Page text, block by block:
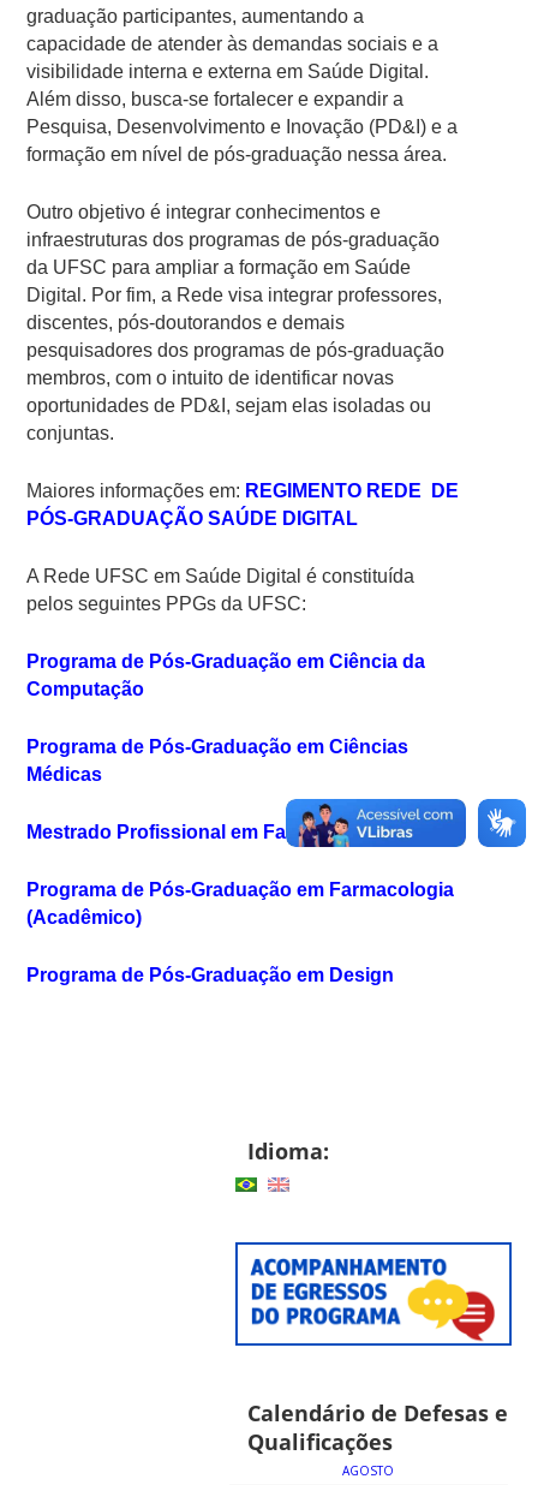
graduação participantes, aumentando a
capacidade de atender às demandas sociais e a
visibilidade interna e externa em Saúde Digital.
Além disso, busca-se fortalecer e expandir a
Pesquisa, Desenvolvimento e Inovação (PD&I) e a
formação em nível de pós-graduação nessa área.
Outro objetivo é integrar conhecimentos e
infraestruturas dos programas de pós-graduação
da UFSC para ampliar a formação em Saúde
Digital. Por fim, a Rede visa integrar professores,
discentes, pós-doutorandos e demais
pesquisadores dos programas de pós-graduação
membros, com o intuito de identificar novas
oportunidades de PD&I, sejam elas isoladas ou
conjuntas.
Maiores informações em: REGIMENTO REDE DE
PÓS-GRADUAÇÃO SAÚDE DIGITAL
A Rede UFSC em Saúde Digital é constituída
pelos seguintes PPGs da UFSC:
Programa de Pós-Graduação em Ciência da
Computação
Programa de Pós-Graduação em Ciências
Médicas
Mestrado Profissional em Farmacologia
Programa de Pós-Graduação em Farmacologia
(Acadêmico)
Programa de Pós-Graduação em Design
Idioma:
Calendário de Defesas e
Qualificações
AGOSTO